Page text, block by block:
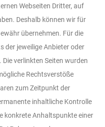
Webseiten Dritter, auf
Deshalb können wir für
übernehmen. Für die
der jeweilige Anbieter oder
verlinkten Seiten wurden
Rechtsverstöße
zum Zeitpunkt der
inhaltliche Kontrolle
konkrete Anhaltspunkte einer